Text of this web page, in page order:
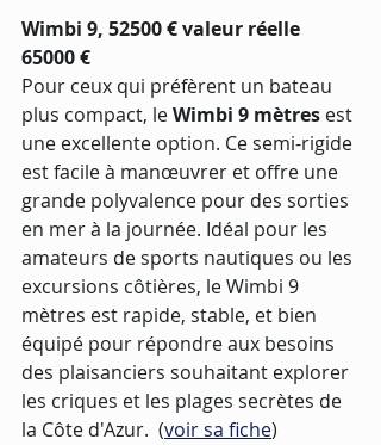
Wimbi 9, 52500 € valeur réelle
65000 €
Pour ceux qui préfèrent un bateau
plus compact, le Wimbi 9 mètres est
une excellente option. Ce semi-rigide
est facile à manœuvrer et offre une
grande polyvalence pour des sorties
en mer à la journée. Idéal pour les
amateurs de sports nautiques ou les
excursions côtières, le Wimbi 9
mètres est rapide, stable, et bien
équipé pour répondre aux besoins
des plaisanciers souhaitant explorer
les criques et les plages secrètes de
la Côte d'Azur.  (voir sa fiche)